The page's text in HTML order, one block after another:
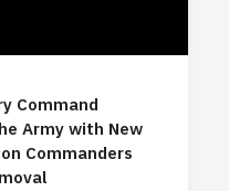
Command
Army with New
Commanders